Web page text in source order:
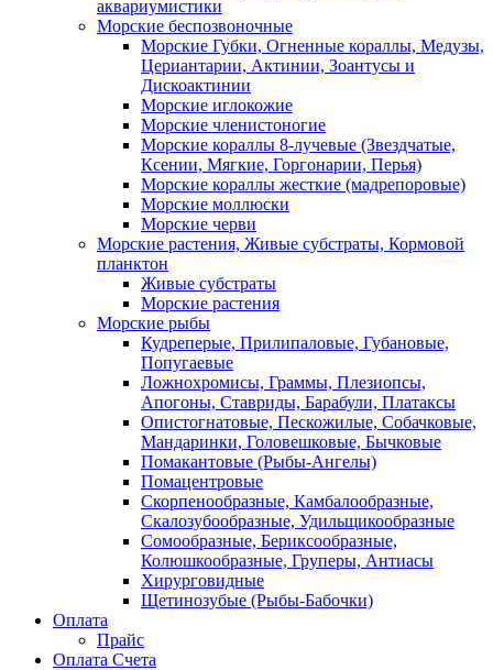
аквариумистики
Морские беспозвоночные
Морские Губки, Огненные кораллы, Медузы,
Цериантарии, Актинии, Зоантусы и
Дискоактинии
Морские иглокожие
Морские членистоногие
Морские кораллы 8-лучевые (Звездчатые,
Ксении, Мягкие, Горгонарии, Перья)
Морские кораллы жесткие (мадрепоровые)
Морские моллюски
Морские черви
Морские растения, Живые субстраты, Кормовой
планктон
Живые субстраты
Морские растения
Морские рыбы
Кудреперые, Прилипаловые, Губановые,
Попугаевые
Ложнохромисы, Граммы, Плезиопсы,
Апогоны, Ставриды, Барабули, Платаксы
Опистогнатовые, Пескожилые, Собачковые,
Мандаринки, Головешковые, Бычковые
Помакантовые (Рыбы-Ангелы)
Помацентровые
Скорпенообразные, Камбалообразные,
Скалозубообразные, Удильщикообразные
Сомообразные, Бериксообразные,
Колюшкообразные, Груперы, Антиасы
Хирурговидные
Щетинозубые (Рыбы-Бабочки)
Оплата
Прайс
Оплата Счета